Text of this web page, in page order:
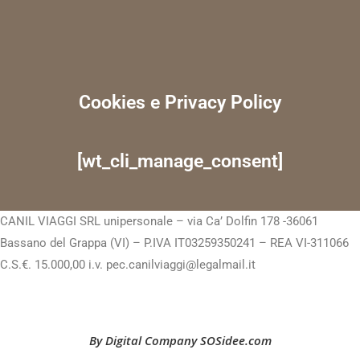
Cookies e Privacy Policy
[wt_cli_manage_consent]
CANIL VIAGGI SRL unipersonale – via Ca’ Dolfin 178 -36061
Bassano del Grappa (VI) – P.IVA IT03259350241 – REA VI-311066
C.S.€. 15.000,00 i.v. pec.canilviaggi@legalmail.it
By Digital Company SOSidee.com